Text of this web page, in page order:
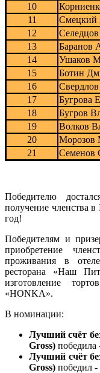
10
11
Смецкий
12
13
Баранов
14
Ушаков
15
Ботин
16
17
Бугрова
18
Бугров
19
Волков
20
Морозов
21
Семенов
Победителю
получение членства
год!
Победителям и
приобретение
проживания в
ресторана «Наш
изготовление
«HONKA».
В номинации:
Лучший счёт
Gross) победила
Лучший счёт
Gross) победил -